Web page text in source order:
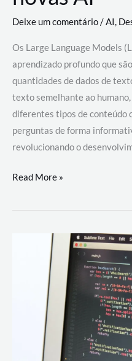
Deixe um comentário/AI,
Os Large Language Models
aprendizado profundo que
quantidades de dados de
texto semelhante ao
diferentes tipos de conteúdo
perguntas de forma
revolucionando o
Large
Models
revolucionando
desenvolvimento
Read More »